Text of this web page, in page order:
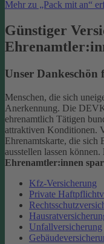
Mehr zu „Pack mit an“
Günstiger
Unser
Menschen, die sich
Anerkennung. Die
ehrenamtlich Tätigen
attraktiven Konditionen.
Ehrenamtskarte, die
ausstellen lassen können.
Ehrenamtler:innen
Kfz-Versicherung
Private
Unfallversicherung